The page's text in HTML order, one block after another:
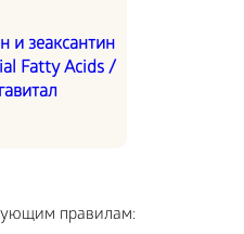
и зеаксантин
Fatty Acids /
правилам: